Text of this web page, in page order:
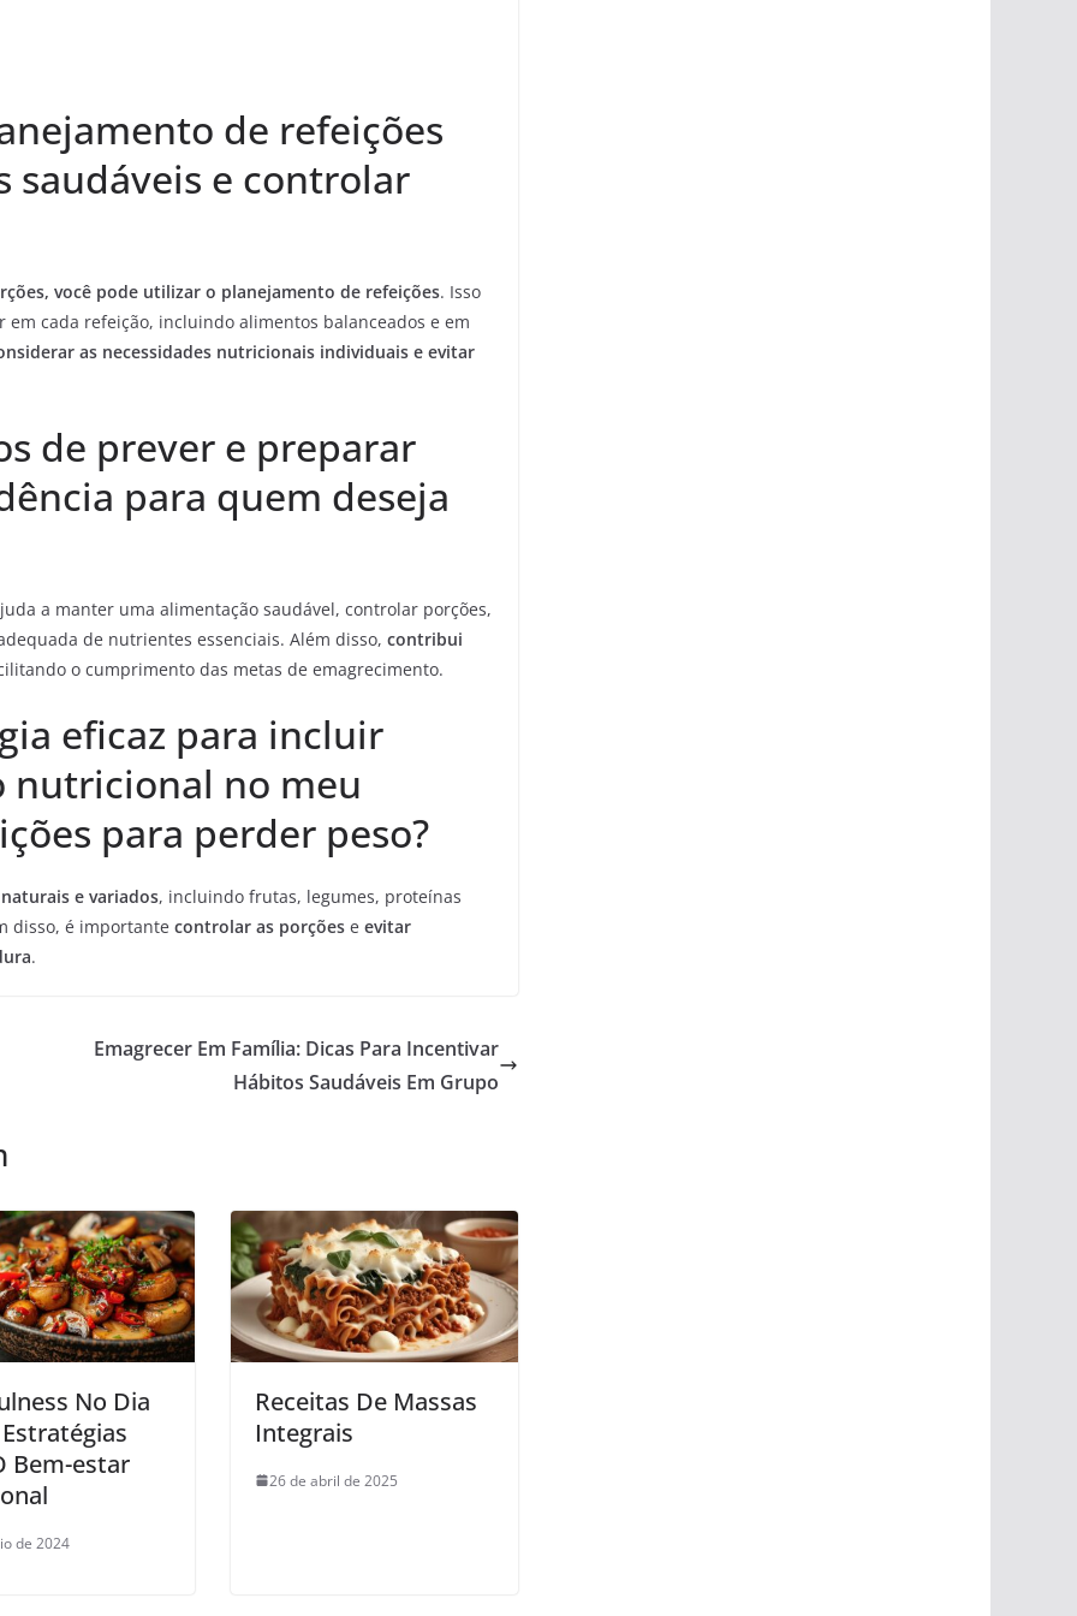
de refeições
saudáveis e controlar
você pode utilizar o planejamento de refeições. Isso
cada refeição, incluindo alimentos balanceados e em
as necessidades nutricionais individuais e evitar
de prever e preparar
para quem deseja
a manter uma alimentação saudável, controlar porções,
de nutrientes essenciais. Além disso, contribui
o cumprimento das metas de emagrecimento.
eficaz para incluir
no meu
para perder peso?
e variados, incluindo frutas, legumes, proteínas
disso, é importante controlar as porções e evitar
.
Emagrecer Em Família: Dicas Para Incentivar
Hábitos Saudáveis Em Grupo
No Dia
Bem-estar
de 2024
Receitas De Massas
Integrais
26 de abril de 2025